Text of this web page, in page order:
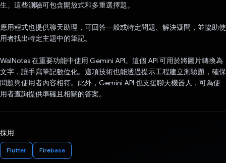
生。這些測驗可包含開放式和多重選擇題。
應用程式也提供聊天助理，可回答一般或特定問題、解決疑問，並協助使
用者找出特定主題中的筆記。
WalNotes 在重要功能中使用 Gemini API。這個 API 可用於將圖片轉換為
文字，讓手寫筆記數位化。這項技術也能透過提示工程建立測驗題，確保
問題與使用者內容相符。此外，Gemini API 也支援聊天機器人，可為使
用者查詢提供準確且相關的答案。
採用
Flutter Firebase